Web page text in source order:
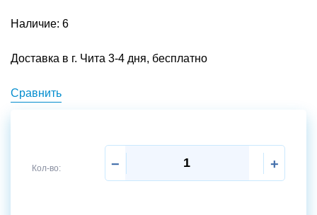
Наличие: 6
Доставка в г. Чита 3-4 дня, бесплатно
Сравнить
Кол-во: − +